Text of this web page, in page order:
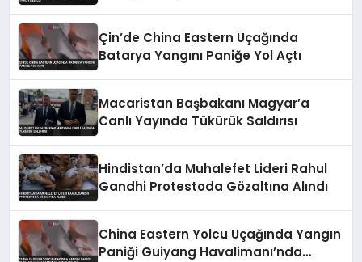
Çin’de China Eastern Uçağında
Batarya Yangını Paniğe Yol Açtı
Macaristan Başbakanı Magyar’a
Canlı Yayında Tükürük Saldırısı
Hindistan’da Muhalefet Lideri Rahul
Gandhi Protestoda Gözaltına Alındı
China Eastern Yolcu Uçağında Yangın
Paniği Guiyang Havalimanı’nda